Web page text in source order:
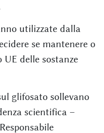
utilizzate dalla
se mantenere o
UE delle sostanze
glifosato sollevano
scientifica –